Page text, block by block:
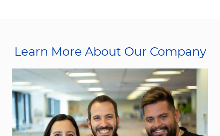
Learn More About Our Company